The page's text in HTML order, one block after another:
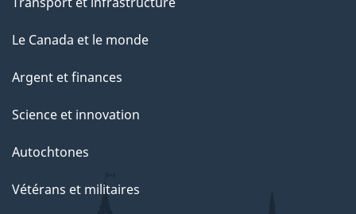
Le Canada et le monde
Argent et finances
Science et innovation
Autochtones
Vétérans et militaires